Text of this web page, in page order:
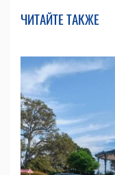
ЧИТАЙТЕ ТАКЖЕ